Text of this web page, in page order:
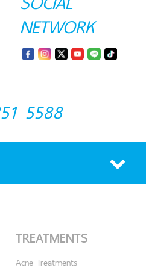
NETWORK
5588
TREATMENTS
Acne Treatments